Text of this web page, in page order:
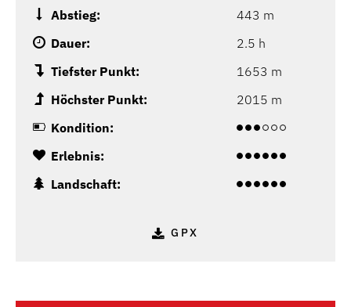
Abstieg:
443 m
Dauer:
2.5 h
Tiefster Punkt:
1653 m
Höchster Punkt:
2015 m
Kondition:
Erlebnis:
Landschaft:
GPX